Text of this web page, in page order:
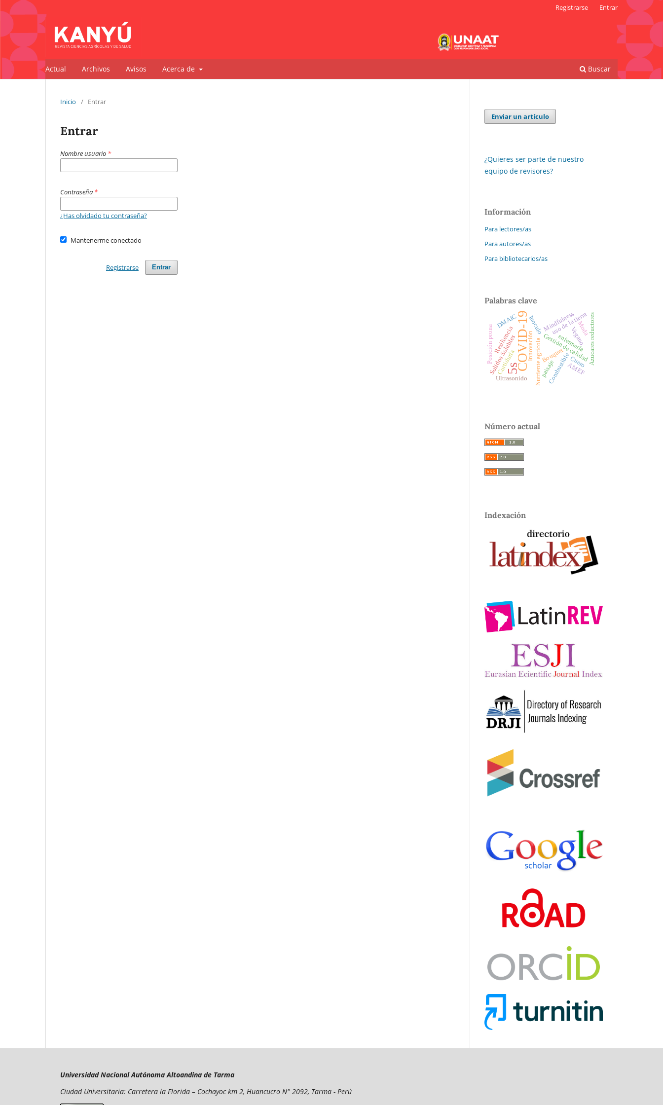
Actual Archivos Avisos Acerca de Buscar
Registrarse Entrar
Inicio / Entrar
Entrar
Nombre usuario *
Contraseña *
¿Has olvidado tu contraseña?
Mantenerme conectado
Entrar
Registrarse
Enviar un artículo
¿Quieres ser parte de nuestro
equipo de revisores?
Información
Para lectores/as
Para autores/as
Para bibliotecarios/as
Palabras clave
COVID-19
5s
Gestión de calidad
Combustible
Nutriente agrícola
Solidos Solubles Azucares reductores
Inoculo
Bouquet
Mindfulness
Resiliencia
uso de la tierra
Curtiduría
Innovación enfermería
Cuero
Vegano
Moda
paisaje
Ultrasonido
AMEF
DMAIC
Posición prona
Número actual
Indexación
Universidad Nacional Autónoma Altoandina de Tarma
Ciudad Universitaria: Carretera la Florida – Cochayoc km 2, Huancucro N° 2092, Tarma - Perú